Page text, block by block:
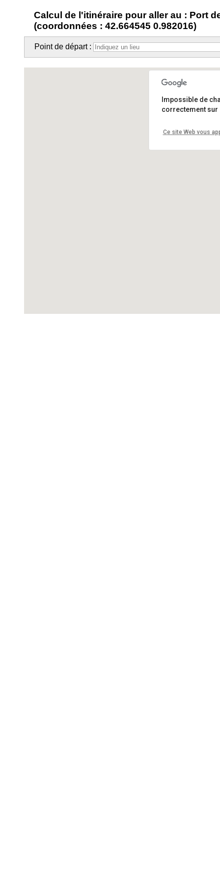
Calcul de l'itinéraire pour aller au : Port
(coordonnées : 42.664545 0.982016)
Point de départ :
Impossible de
correctement sur
Ce site Web vous